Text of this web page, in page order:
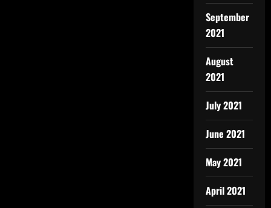
September
2021
August
2021
July 2021
June 2021
May 2021
April 2021